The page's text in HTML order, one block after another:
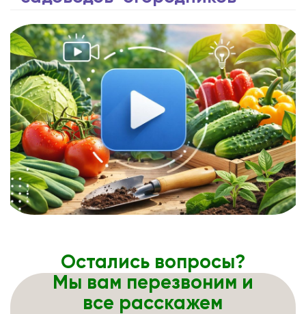
Остались вопросы?
Мы вам перезвоним и
все расскажем